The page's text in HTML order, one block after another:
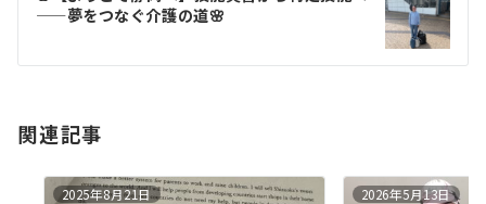
ン
——夢をつなぐ介護の道🌸
関連記事
2025年8月21日 2026年5月13日